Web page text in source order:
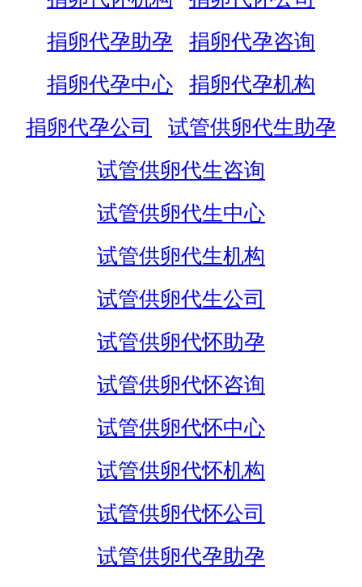
捐卵代孕助孕
捐卵代孕咨询
捐卵代孕中心
捐卵代孕机构
捐卵代孕公司
试管供卵代生助孕
试管供卵代生咨询
试管供卵代生中心
试管供卵代生机构
试管供卵代生公司
试管供卵代怀助孕
试管供卵代怀咨询
试管供卵代怀中心
试管供卵代怀机构
试管供卵代怀公司
试管供卵代孕助孕